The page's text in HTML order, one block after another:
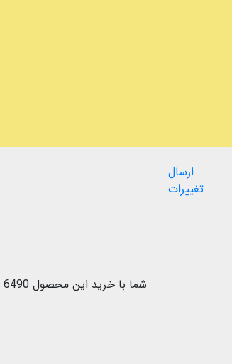
ارسال
تغییرات
شما با خرید این محصول 6490